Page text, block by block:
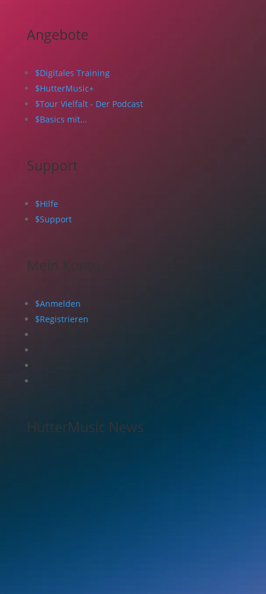
Angebote
$Digitales Training
$HutterMusic+
$Tour Vielfalt - Der Podcast
$Basics mit...
Support
$Hilfe
$Support
Mein Konto
$Anmelden
$Registrieren
HutterMusic News